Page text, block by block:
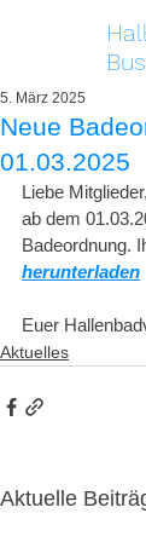
Neue
01.03.2025
5. März 2025
Liebe Mitglieder,
ab dem
Badeordnung.
herunterladen
Euer
Aktuelles
Aktuelle